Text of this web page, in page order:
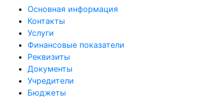
Основная информация
Контакты
Услуги
Финансовые показатели
Реквизиты
Документы
Учредители
Бюджеты